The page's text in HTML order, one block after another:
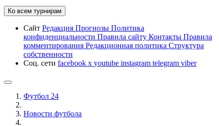
Ко всем турнирам
Сайт Редакция Прогнозы Политика
конфиденциальности Правила сайту Контакты Правила
комментирования Редакционная политика Структура
собственности
Соц. сети facebook x youtube instagram telegram viber
Футбол 24
Новости футбола